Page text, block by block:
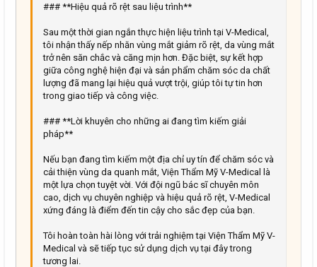
### **Hiệu quả rõ rệt sau liệu trình**
Sau một thời gian ngắn thực hiện liệu trình tại V-Medical,
tôi nhận thấy nếp nhăn vùng mắt giảm rõ rệt, da vùng mắt
trở nên săn chắc và căng mịn hơn. Đặc biệt, sự kết hợp
giữa công nghệ hiện đại và sản phẩm chăm sóc da chất
lượng đã mang lại hiệu quả vượt trội, giúp tôi tự tin hơn
trong giao tiếp và công việc.
### **Lời khuyên cho những ai đang tìm kiếm giải
pháp**
Nếu bạn đang tìm kiếm một địa chỉ uy tín để chăm sóc và
cải thiện vùng da quanh mắt, Viện Thẩm Mỹ V-Medical là
một lựa chọn tuyệt vời. Với đội ngũ bác sĩ chuyên môn
cao, dịch vụ chuyên nghiệp và hiệu quả rõ rệt, V-Medical
xứng đáng là điểm đến tin cậy cho sắc đẹp của bạn.
Tôi hoàn toàn hài lòng với trải nghiệm tại Viện Thẩm Mỹ V-
Medical và sẽ tiếp tục sử dụng dịch vụ tại đây trong
tương lai.